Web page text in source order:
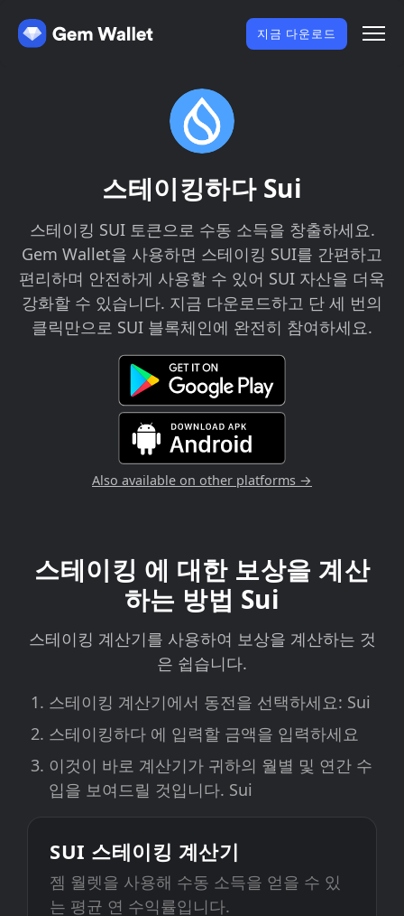
지금 다운로드
스테이킹하다 Sui
스테이킹 SUI 토큰으로 수동 소득을 창출하세요.
Gem Wallet을 사용하면 스테이킹 SUI를 간편하고
편리하며 안전하게 사용할 수 있어 SUI 자산을 더욱
강화할 수 있습니다. 지금 다운로드하고 단 세 번의
클릭만으로 SUI 블록체인에 완전히 참여하세요.
Also available on other platforms →
스테이킹 에 대한 보상을 계산
하는 방법 Sui
스테이킹 계산기를 사용하여 보상을 계산하는 것
은 쉽습니다.
스테이킹 계산기에서 동전을 선택하세요: Sui
스테이킹하다 에 입력할 금액을 입력하세요
이것이 바로 계산기가 귀하의 월별 및 연간 수
입을 보여드릴 것입니다. Sui
SUI 스테이킹 계산기
젬 월렛을 사용해 수동 소득을 얻을 수 있
는 평균 연 수익률입니다.